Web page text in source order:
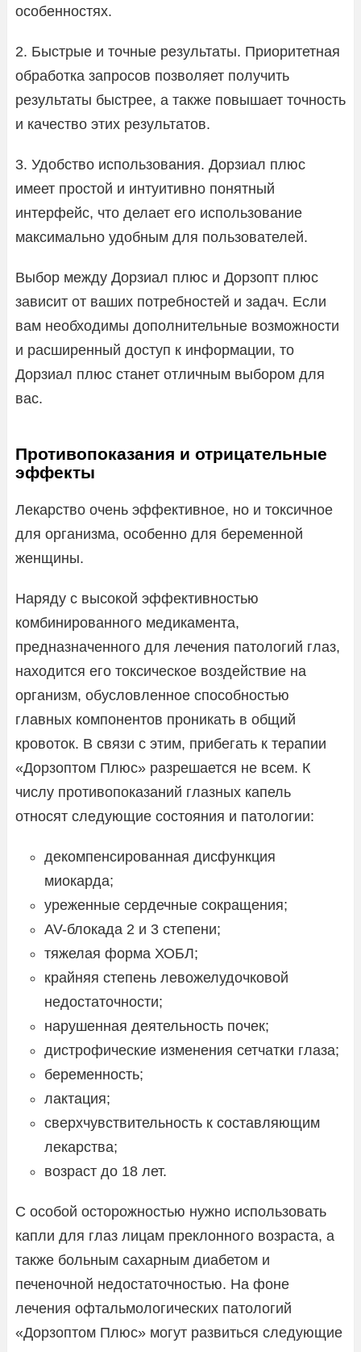
особенностях.
2. Быстрые и точные результаты. Приоритетная
обработка запросов позволяет получить
результаты быстрее, а также повышает точность
и качество этих результатов.
3. Удобство использования. Дорзиал плюс
имеет простой и интуитивно понятный
интерфейс, что делает его использование
максимально удобным для пользователей.
Выбор между Дорзиал плюс и Дорзопт плюс
зависит от ваших потребностей и задач. Если
вам необходимы дополнительные возможности
и расширенный доступ к информации, то
Дорзиал плюс станет отличным выбором для
вас.
Противопоказания и отрицательные
эффекты
Лекарство очень эффективное, но и токсичное
для организма, особенно для беременной
женщины.
Наряду с высокой эффективностью
комбинированного медикамента,
предназначенного для лечения патологий глаз,
находится его токсическое воздействие на
организм, обусловленное способностью
главных компонентов проникать в общий
кровоток. В связи с этим, прибегать к терапии
«Дорзоптом Плюс» разрешается не всем. К
числу противопоказаний глазных капель
относят следующие состояния и патологии:
декомпенсированная дисфункция
миокарда;
уреженные сердечные сокращения;
AV-блокада 2 и 3 степени;
тяжелая форма ХОБЛ;
крайняя степень левожелудочковой
недостаточности;
нарушенная деятельность почек;
дистрофические изменения сетчатки глаза;
беременность;
лактация;
сверхчувствительность к составляющим
лекарства;
возраст до 18 лет.
С особой осторожностью нужно использовать
капли для глаз лицам преклонного возраста, а
также больным сахарным диабетом и
печеночной недостаточностью. На фоне
лечения офтальмологических патологий
«Дорзоптом Плюс» могут развиться следующие